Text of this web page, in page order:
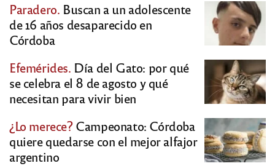
Paradero. Buscan a un adolescente
de 16 años desaparecido en
Córdoba
Efemérides. Día del Gato: por qué
se celebra el 8 de agosto y qué
necesitan para vivir bien
¿Lo merece?Campeonato: Córdoba
quiere quedarse con el mejor alfajor
argentino